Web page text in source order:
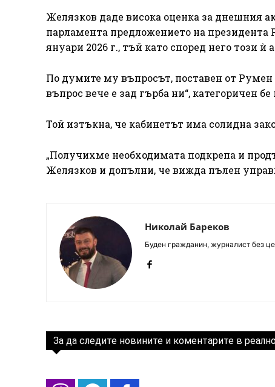
Желязков даде висока оценка за днешния
парламента предложението на президента
януари 2026 г., тъй като според него този
По думите му въпросът, поставен от Румен
въпрос вече е зад гърба ни“, категоричен
Той изтъкна, че кабинетът има солидна
„Получихме необходимата подкрепа и
Желязков и допълни, че вижда пълен
Николай Бареков
Буден гражданин, журналист без
За да следите новините и коментарите в